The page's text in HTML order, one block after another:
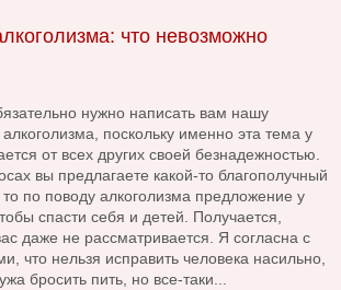
что невозможно
нужно написать вам нашу
поскольку именно эта тема у
от всех других своей безнадежностью.
вы предлагаете какой-то благополучный
по поводу алкоголизма предложение у
спасти себя и детей. Получается,
даже не рассматривается. Я согласна с
что нельзя исправить человека насильно,
бросить пить, но все-таки...